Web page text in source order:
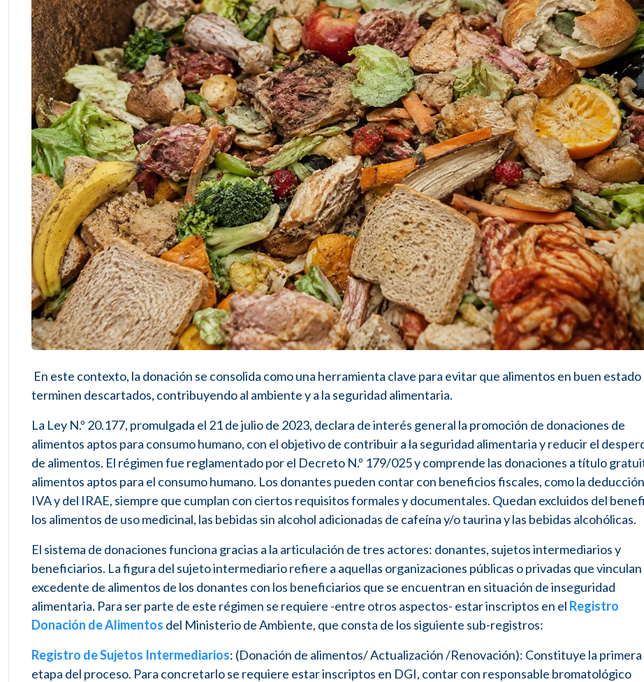
En este contexto, la donación se consolida como una herramienta clave para evitar que alimentos en buen estado
terminen descartados, contribuyendo al ambiente y a la seguridad alimentaria.
La Ley N.º 20.177, promulgada el 21 de julio de 2023, declara de interés general la promoción de donaciones de
alimentos aptos para consumo humano, con el objetivo de contribuir a la seguridad alimentaria y reducir el
de alimentos. El régimen fue reglamentado por el Decreto N.º 179/025 y comprende las donaciones a título
alimentos aptos para el consumo humano. Los donantes pueden contar con beneficios fiscales, como la
IVA y del IRAE, siempre que cumplan con ciertos requisitos formales y documentales. Quedan excluidos del
los alimentos de uso medicinal, las bebidas sin alcohol adicionadas de cafeína y/o taurina y las bebidas alcohólicas.
El sistema de donaciones funciona gracias a la articulación de tres actores: donantes, sujetos intermediarios y
beneficiarios. La figura del sujeto intermediario refiere a aquellas organizaciones públicas o privadas que vinculan
excedente de alimentos de los donantes con los beneficiarios que se encuentran en situación de inseguridad
alimentaria. Para ser parte de este régimen se requiere -entre otros aspectos- estar inscriptos en el Registro
Donación de Alimentos del Ministerio de Ambiente, que consta de los siguiente sub-registros:
Registro de Sujetos Intermediarios: (Donación de alimentos/ Actualización /Renovación): Constituye la primera
etapa del proceso. Para concretarlo se requiere estar inscriptos en DGI, contar con responsable bromatológico